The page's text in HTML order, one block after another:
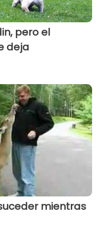
pero el
deja
mientras